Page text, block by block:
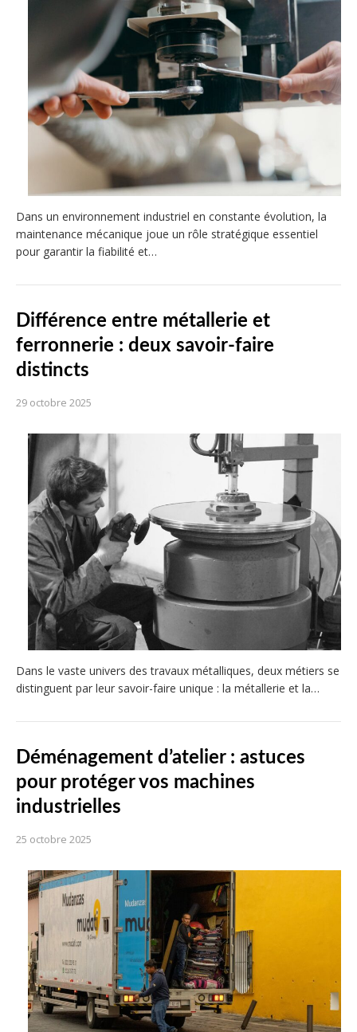
Dans un environnement industriel en constante évolution, la
maintenance mécanique joue un rôle stratégique essentiel
pour garantir la fiabilité et…
Différence entre métallerie et
ferronnerie : deux savoir-faire
distincts
29 octobre 2025
Dans le vaste univers des travaux métalliques, deux métiers se
distinguent par leur savoir-faire unique : la métallerie et la…
Déménagement d’atelier : astuces
pour protéger vos machines
industrielles
25 octobre 2025